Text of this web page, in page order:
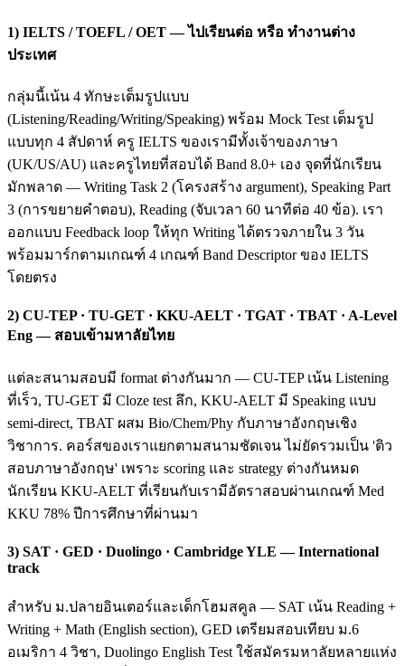
1) IELTS / TOEFL / OET — ไปเรียนต่อ หรือ ทำงานต่าง
ประเทศ
กลุ่มนี้เน้น 4 ทักษะเต็มรูปแบบ
(Listening/Reading/Writing/Speaking) พร้อม Mock Test เต็มรูป
แบบทุก 4 สัปดาห์ ครู IELTS ของเรามีทั้งเจ้าของภาษา
(UK/US/AU) และครูไทยที่สอบได้ Band 8.0+ เอง จุดที่นักเรียน
มักพลาด — Writing Task 2 (โครงสร้าง argument), Speaking Part
3 (การขยายคำตอบ), Reading (จับเวลา 60 นาทีต่อ 40 ข้อ). เรา
ออกแบบ Feedback loop ให้ทุก Writing ได้ตรวจภายใน 3 วัน
พร้อมมาร์กตามเกณฑ์ 4 เกณฑ์ Band Descriptor ของ IELTS
โดยตรง
2) CU-TEP · TU-GET · KKU-AELT · TGAT · TBAT · A-Level
Eng — สอบเข้ามหาลัยไทย
แต่ละสนามสอบมี format ต่างกันมาก — CU-TEP เน้น Listening
ที่เร็ว, TU-GET มี Cloze test ลึก, KKU-AELT มี Speaking แบบ
semi-direct, TBAT ผสม Bio/Chem/Phy กับภาษาอังกฤษเชิง
วิชาการ. คอร์สของเราแยกตามสนามชัดเจน ไม่ยัดรวมเป็น 'ติว
สอบภาษาอังกฤษ' เพราะ scoring และ strategy ต่างกันหมด
นักเรียน KKU-AELT ที่เรียนกับเรามีอัตราสอบผ่านเกณฑ์ Med
KKU 78% ปีการศึกษาที่ผ่านมา
3) SAT · GED · Duolingo · Cambridge YLE — International
track
สำหรับ ม.ปลายอินเตอร์และเด็กโฮมสคูล — SAT เน้น Reading +
Writing + Math (English section), GED เตรียมสอบเทียบ ม.6
อเมริกา 4 วิชา, Duolingo English Test ใช้สมัครมหาลัยหลายแห่ง